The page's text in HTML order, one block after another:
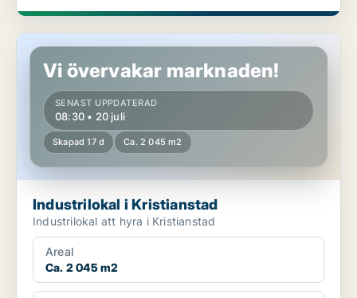
Industrilokal i Kristianstad
Vi övervakar marknaden!
SENAST UPPDATERAD
08:30 • 20 juli
Skapad 17 d Ca. 2 045 m2
Industrilokal i Kristianstad
Industrilokal att hyra i Kristianstad
Areal
Ca. 2 045 m2